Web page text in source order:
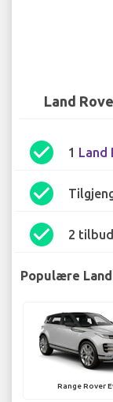
Land
check_circle 1 Land
check_circle
check_circle 2
Populære
Range Rover